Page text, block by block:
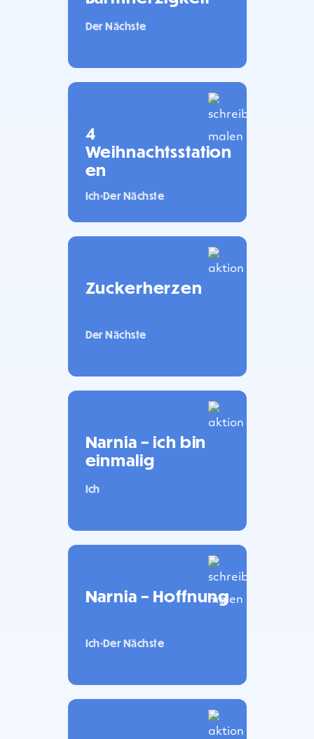
Der Nächste
4
Weihnachtsstation
en
Ich Der Nächste
Zuckerherzen
Der Nächste
Narnia – ich bin
einmalig
Ich
Narnia – Hoffnung
Ich Der Nächste